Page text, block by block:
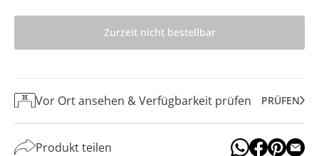
Zurzeit nicht bestellbar
Vor Ort ansehen & Verfügbarkeit prüfen PRÜFEN
Produkt teilen